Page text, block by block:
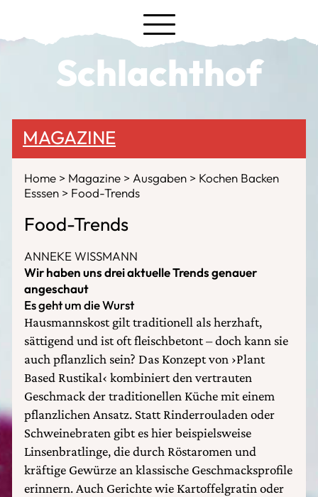
Schlachthof
MAGAZINE
Home Magazine Ausgaben
Kochen Backen
Esssen
Food-Trends
Food-Trends
ANNEKE WISSMANN
Wir haben uns drei aktuelle Trends genauer
angeschaut
Es geht um die Wurst
Hausmannskost gilt traditionell als herzhaft,
sättigend und ist oft fleischbetont – doch kann sie
auch pflanzlich sein? Das Konzept von ›Plant
Based Rustikal‹ kombiniert den vertrauten
Geschmack der traditionellen Küche mit einem
pflanzlichen Ansatz. Statt Rinderrouladen oder
Schweinebraten gibt es hier beispielsweise
Linsenbratlinge, die durch Röstaromen und
kräftige Gewürze an klassische Geschmacksprofile
erinnern. Auch Gerichte wie Kartoffelgratin oder